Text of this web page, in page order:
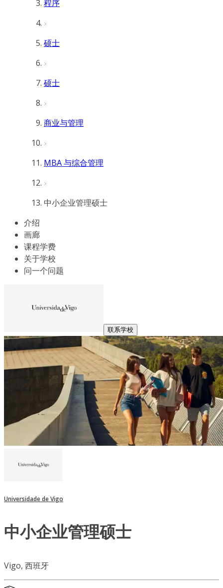
程序
硕士
硕士
商业与管理
MBA 与综合管理
中小企业管理硕士
介绍
画廊
课程学费
关于学校
问一个问题
联系学校
Universidade de Vigo
中小企业管理硕士
Vigo, 西班牙